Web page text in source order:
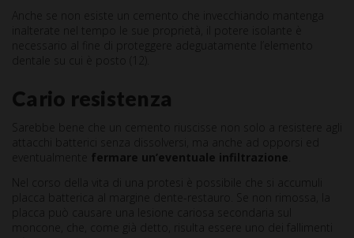
Anche se non esiste un cemento che invecchiando mantenga
inalterate nel tempo le sue proprietà, il potere isolante è
necessario al fine di proteggere adeguatamente l’elemento
dentale su cui è posto (12).
Cario resistenza
Sarebbe bene che un cemento riuscisse non solo a resistere agli
attacchi batterici senza dissolversi, ma anche ad opporsi ed
eventualmente
fermare un’eventuale infiltrazione
Nel corso della vita di una protesi è possibile che si accumuli
placca batterica al margine dente-restauro. Se non rimossa, la
moncone, che, come già detto, risulta essere uno dei fallimenti